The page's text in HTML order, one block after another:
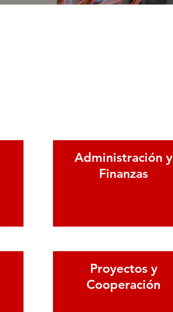
Administración y
Finanzas
Proyectos y
Cooperación